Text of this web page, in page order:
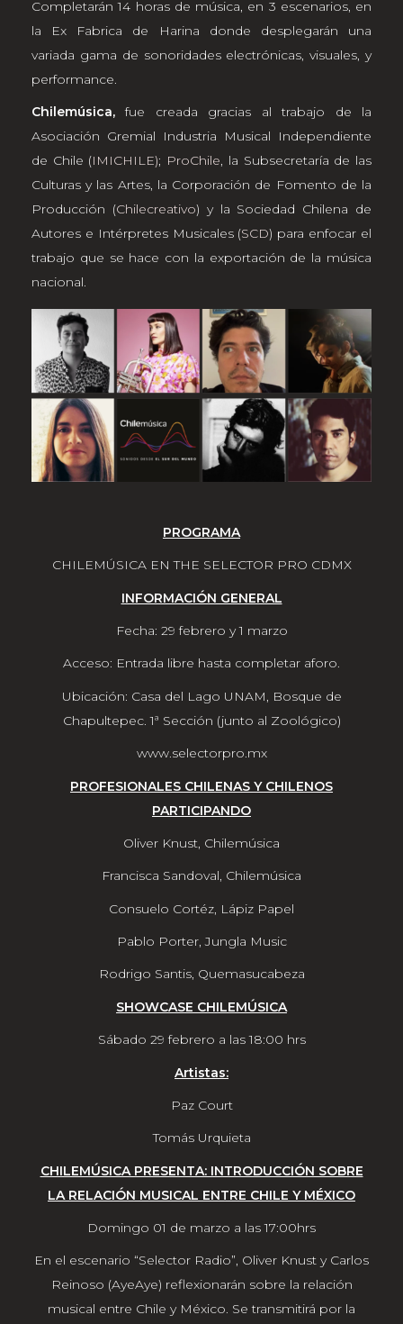
Completarán 14 horas de música, en 3 escenarios, en
la Ex Fabrica de Harina donde desplegarán una
variada gama de sonoridades electrónicas, visuales, y
performance.
Chilemúsica, fue creada gracias al trabajo de la
Asociación Gremial Industria Musical Independiente
de Chile (IMICHILE); ProChile, la Subsecretaría de las
Culturas y las Artes, la Corporación de Fomento de la
Producción (Chilecreativo) y la Sociedad Chilena de
Autores e Intérpretes Musicales (SCD) para enfocar el
trabajo que se hace con la exportación de la música
nacional.
PROGRAMA
CHILEMÚSICA EN THE SELECTOR PRO CDMX
INFORMACIÓN GENERAL
Fecha: 29 febrero y 1 marzo
Acceso: Entrada libre hasta completar aforo.
Ubicación: Casa del Lago UNAM, Bosque de
Chapultepec. 1ª Sección (junto al Zoológico)
www.selectorpro.mx
PROFESIONALES CHILENAS Y CHILENOS
PARTICIPANDO
Oliver Knust, Chilemúsica
Francisca Sandoval, Chilemúsica
Consuelo Cortéz, Lápiz Papel
Pablo Porter, Jungla Music
Rodrigo Santis, Quemasucabeza
SHOWCASE CHILEMÚSICA
Sábado 29 febrero a las 18:00 hrs
Artistas:
Paz Court
Tomás Urquieta
CHILEMÚSICA PRESENTA: INTRODUCCIÓN SOBRE
LA RELACIÓN MUSICAL ENTRE CHILE Y MÉXICO
Domingo 01 de marzo a las 17:00hrs
En el escenario “Selector Radio”, Oliver Knust y Carlos
Reinoso (AyeAye) reflexionarán sobre la relación
musical entre Chile y México. Se transmitirá por la